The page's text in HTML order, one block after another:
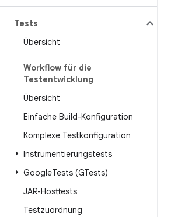
Tests
Übersicht
Workflow für die
Testentwicklung
Übersicht
Einfache Build-Konfiguration
Komplexe Testkonfiguration
Instrumentierungstests
GoogleTests (GTests)
JAR-Hosttests
Testzuordnung